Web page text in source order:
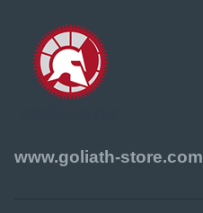
www.goliath-store.com